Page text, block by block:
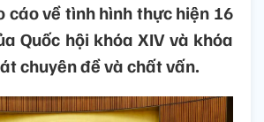
cáo về tình hình thực hiện 16
Quốc hội khóa XIV và khóa
chuyên đề và chất vấn.